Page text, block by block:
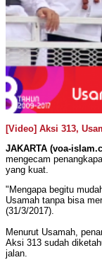
[Video] Aksi 313,
JAKARTA (voa-
mengecam
yang kuat.
"Mengapa begitu
Usamah tanpa bisa
(31/3/2017).
Menurut Usamah,
Aksi 313 sudah
jalan.